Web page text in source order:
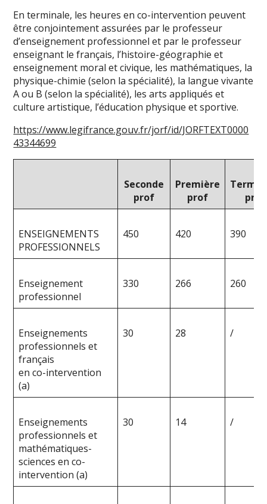
En terminale, les heures en co-intervention peuvent
être conjointement assurées par le professeur
d’enseignement professionnel et par le professeur
enseignant le français, l’histoire-géographie et
enseignement moral et civique, les mathématiques, la
physique-chimie (selon la spécialité), la langue vivante
A ou B (selon la spécialité), les arts appliqués et
culture artistique, l’éducation physique et sportive.
https://www.legifrance.gouv.fr/jorf/id/JORFTEXT0000
43344699
Seconde
prof
Première
prof
prof
ENSEIGNEMENTS
PROFESSIONNELS
450 420 390
Enseignement
professionnel
330 266 260
Enseignements
professionnels et
français
en co-intervention
(a)
30 28 /
Enseignements
professionnels et
mathématiques-
sciences en co-
intervention (a)
30 14 /